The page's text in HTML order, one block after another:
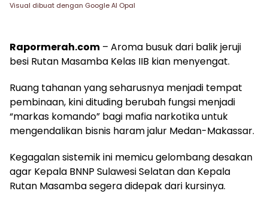
Visual dibuat dengan Google AI Opal
Rapormerah.com – Aroma busuk dari balik jeruji
besi Rutan Masamba Kelas IIB kian menyengat.
Ruang tahanan yang seharusnya menjadi tempat
pembinaan, kini dituding berubah fungsi menjadi
“markas komando” bagi mafia narkotika untuk
mengendalikan bisnis haram jalur Medan-Makassar.
Kegagalan sistemik ini memicu gelombang desakan
agar Kepala BNNP Sulawesi Selatan dan Kepala
Rutan Masamba segera didepak dari kursinya.